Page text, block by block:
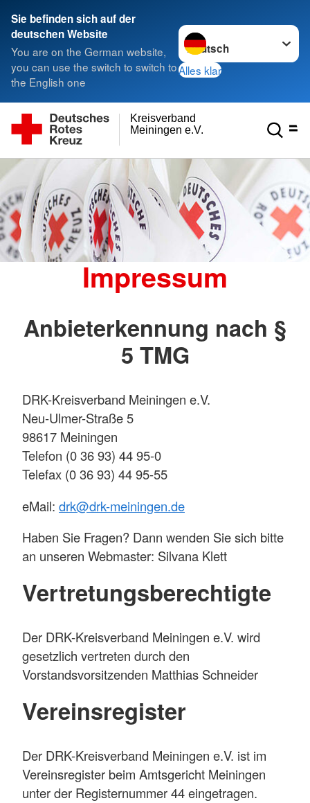
Sie befinden sich auf der
deutschen Website
You are on the German website,
you can use the switch to switch to
the English one
Sprache wechseln zu
Alles klar
Meiningen e.V.
Kreisverband
Impressum
Anbieterkennung nach §
5 TMG
DRK-Kreisverband Meiningen e.V.
Neu-Ulmer-Straße 5
98617 Meiningen
Telefon (0 36 93) 44 95-0
Telefax (0 36 93) 44 95-55
eMail: drk@drk-meiningen.de
Haben Sie Fragen? Dann wenden Sie sich bitte
an unseren Webmaster: Silvana Klett
Vertretungsberechtigte
Der DRK-Kreisverband Meiningen e.V. wird
gesetzlich vertreten durch den
Vorstandsvorsitzenden Matthias Schneider
Vereinsregister
Der DRK-Kreisverband Meiningen e.V. ist im
Vereinsregister beim Amtsgericht Meiningen
unter der Registernummer 44 eingetragen.